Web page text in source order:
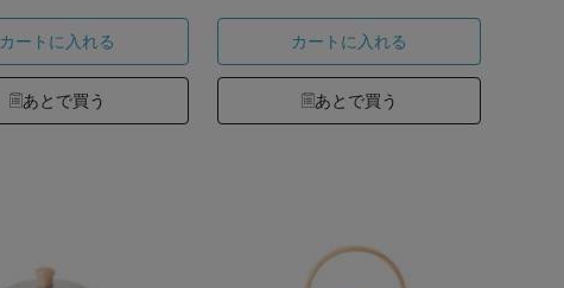
カートに入れる
あとで買う
カートに入れる
あとで買う